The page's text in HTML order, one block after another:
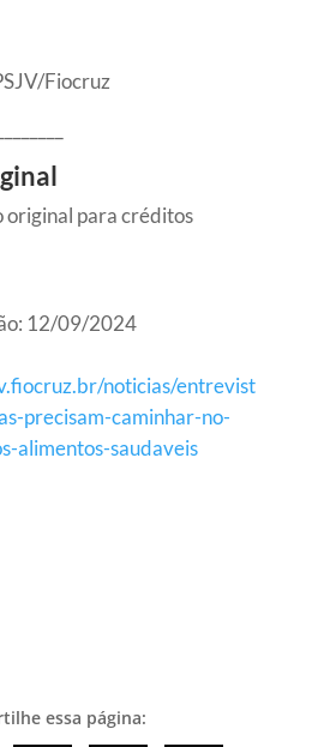
Fiocruz
original para créditos
12/09/2024
noticias/entrevist
precisam-caminhar-no-
alimentos-saudaveis
essa página: